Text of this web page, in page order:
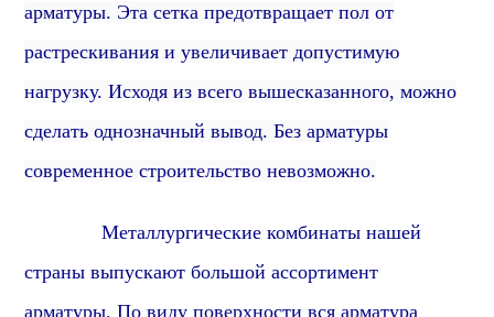
арматуры. Эта сетка предотвращает пол от
растрескивания и увеличивает допустимую
нагрузку. Исходя из всего вышесказанного, можно
сделать однозначный вывод.Без арматуры
современное строительство невозможно.
Металлургические комбинаты нашей
страны выпускают большой ассортимент
арматуры.По виду поверхности вся арматура